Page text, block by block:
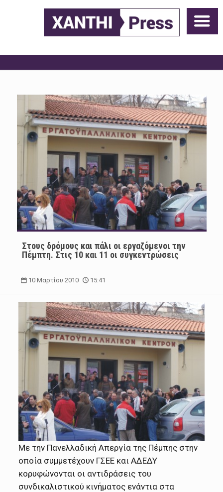
Στους δρόμους και πάλι οι εργαζόμενοι την
Πέμπτη. Στις 10 και 11 οι συγκεντρώσεις
10 Μαρτίου 2010 15:41
Mε την Πανελλαδική Απεργία της Πέμπης στην
οποία συμμετέχουν ΓΣΕΕ και ΑΔΕΔΥ
κορυφώνονται οι αντιδράσεις του
συνδικαλιστικού κινήματος ενάντια στα